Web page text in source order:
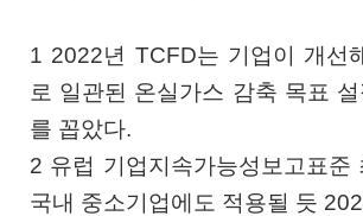
1 2022년 TCFD는 기업이 개선
로 일관된 온실가스 감축 목표 설
를 꼽았다.
2 유럽 기업지속가능성보고표준
국내 중소기업에도 적용될 듯